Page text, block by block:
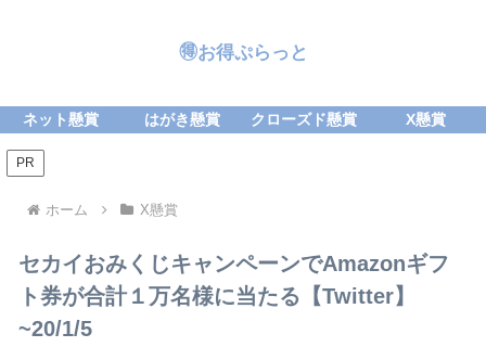
🉐お得ぷらっと
ネット懸賞 はがき懸賞 クローズド懸賞 X懸賞
PR
ホーム X懸賞
セカイおみくじキャンペーンでAmazonギフ
ト券が合計１万名様に当たる【Twitter】
~20/1/5